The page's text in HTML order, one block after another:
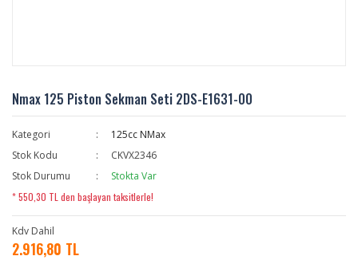
Nmax 125 Piston Sekman Seti 2DS-E1631-00
Kategori
125cc NMax
Stok Kodu
CKVX2346
Stok Durumu
Stokta Var
* 550,30 TL den başlayan taksitlerle!
Kdv Dahil
2.916,80 TL